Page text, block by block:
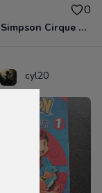
0
BD - Les Simpson Cirque en folie ! - Tome 11
cyl20